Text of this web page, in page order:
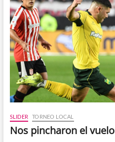
SLIDER TORNEO LOCAL
Nos pincharon el vuelo